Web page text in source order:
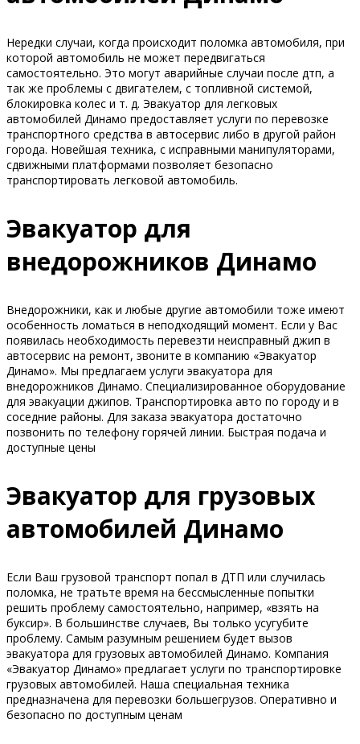
Нередки случаи, когда происходит поломка автомобиля, при
которой автомобиль не может передвигаться
самостоятельно. Это могут аварийные случаи после дтп, а
так же проблемы с двигателем, с топливной системой,
блокировка колес и т. д. Эвакуатор для легковых
автомобилей Динамо предоставляет услуги по перевозке
транспортного средства в автосервис либо в другой район
города. Новейшая техника, с исправными манипуляторами,
сдвижными платформами позволяет безопасно
транспортировать легковой автомобиль.
Эвакуатор для
внедорожников Динамо
Внедорожники, как и любые другие автомобили тоже имеют
особенность ломаться в неподходящий момент. Если у Вас
появилась необходимость перевезти неисправный джип в
автосервис на ремонт, звоните в компанию «Эвакуатор
Динамо». Мы предлагаем услуги эвакуатора для
внедорожников Динамо. Специализированное оборудование
для эвакуации джипов. Транспортировка авто по городу и в
соседние районы. Для заказа эвакуатора достаточно
позвонить по телефону горячей линии. Быстрая подача и
доступные цены
Эвакуатор для грузовых
автомобилей Динамо
Если Ваш грузовой транспорт попал в ДТП или случилась
поломка, не тратьте время на бессмысленные попытки
решить проблему самостоятельно, например, «взять на
буксир». В большинстве случаев, Вы только усугубите
проблему. Самым разумным решением будет вызов
эвакуатора для грузовых автомобилей Динамо. Компания
«Эвакуатор Динамо» предлагает услуги по транспортировке
грузовых автомобилей. Наша специальная техника
предназначена для перевозки большегрузов. Оперативно и
безопасно по доступным ценам